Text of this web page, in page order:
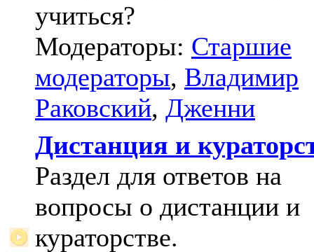
учиться?
Модераторы: Старшие
модераторы, Владимир
Раковский, Дженни
Дистанция и
Раздел для ответов на
вопросы о дистанции и
кураторстве.